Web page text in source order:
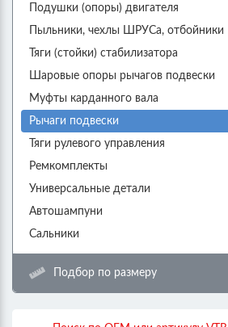
Подушки (опоры) двигателя
Пыльники, чехлы ШРУСа, отбойники
Тяги (стойки) стабилизатора
Шаровые опоры рычагов подвески
Муфты карданного вала
Рычаги подвески
Тяги рулевого управления
Ремкомплекты
Универсальные детали
Автошампуни
Сальники
Подбор по размеру